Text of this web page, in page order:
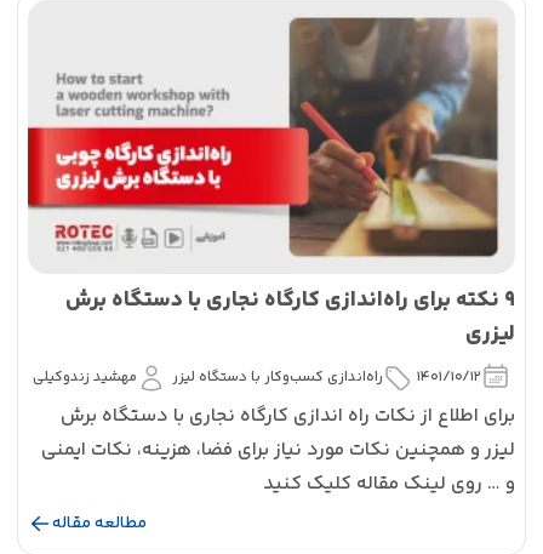
9 نکته برای راه‌اندازی کارگاه نجاری با دستگاه برش
لیزری
1401/10/12 راه‌اندازی کسب‌و‌کار با دستگاه لیزر مهشید زندوکیلی
برای اطلاع از نکات راه اندازی کارگاه نجاری با دستگاه برش
لیزر و همچنین نکات مورد نیاز برای فضا، هزینه، نکات ایمنی
و … روی لینک مقاله کلیک کنید
مطالعه مقاله